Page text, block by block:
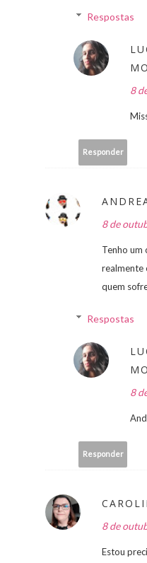
Respostas
8
Responder
8 de
Tenho um
realmente
quem
Respostas
8
Responder
8 de
Estou